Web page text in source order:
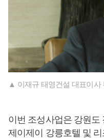
▲ 이재규 태영건설 대표이사
이번 조성사업은 강원도
제이제이 강릉호텔 및